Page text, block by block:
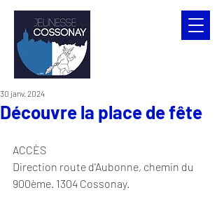
Découvre la place de fête
30 janv. 2024
ACCÈS
Direction route d'Aubonne, chemin du
900ème. 1304 Cossonay.